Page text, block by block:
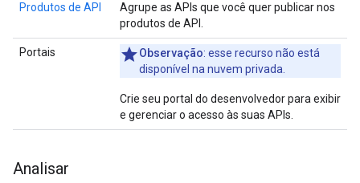
Produtos de API
Agrupe as APIs que você quer publicar nos
produtos de API.
Portais Observação: esse recurso não está
disponível na nuvem privada.
Crie seu portal do desenvolvedor para exibir
e gerenciar o acesso às suas APIs.
Analisar